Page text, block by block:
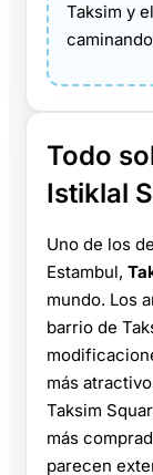
Taksim y
Todo
Istiklal
Uno de los
Estambul,
mundo. Los
barrio de
más
Taksim
más
parecen